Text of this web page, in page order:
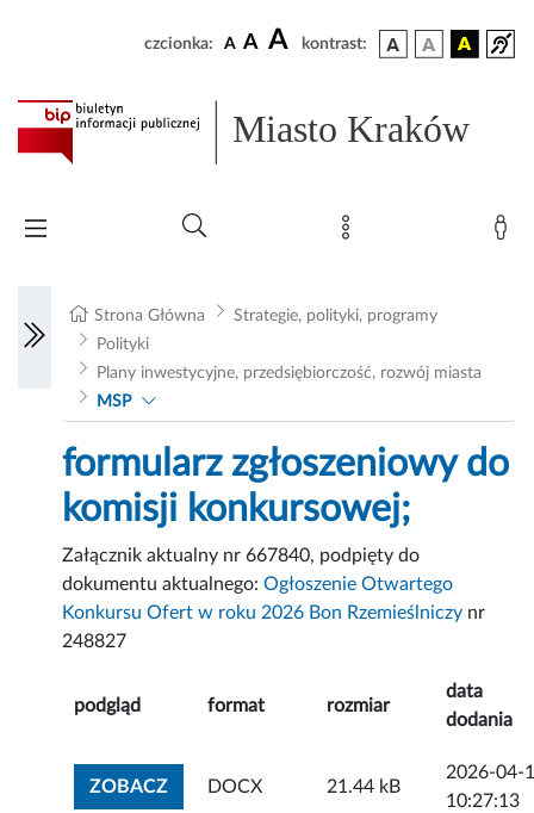
czcionka: A A A kontrast:
Miasto Kraków
Strona Główna
Strategie, polityki, programy
Polityki
Plany inwestycyjne, przedsiębiorczość, rozwój miasta
MSP
formularz zgłoszeniowy do
komisji konkursowej;
Załącznik aktualny nr 667840, podpięty do
dokumentu aktualnego:Ogłoszenie Otwartego
Konkursu Ofert w roku 2026 Bon Rzemieślniczy nr
248827
podgląd format rozmiar
data
dodania
ZOBACZZOBACZ ZAŁĄCZNIK
DOCX 21.44 kB
2026-04-
10:27:13